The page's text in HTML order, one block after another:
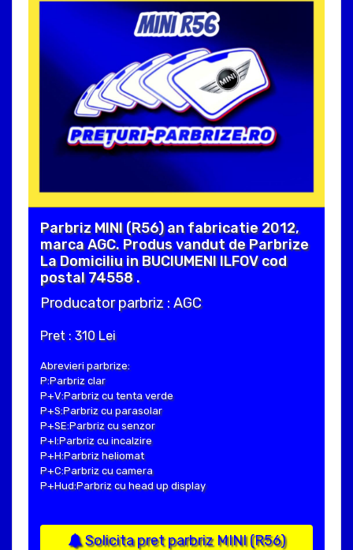
Parbriz MINI (R56) an fabricatie 2012,
marca AGC. Produs vandut de Parbrize
La Domiciliu in BUCIUMENI ILFOV cod
postal 74558 .
Producator parbriz : AGC
Pret : 310 Lei
Abrevieri parbrize:
P:Parbriz clar
P+V:Parbriz cu tenta verde
P+S:Parbriz cu parasolar
P+SE:Parbriz cu senzor
P+I:Parbriz cu incalzire
P+H:Parbriz heliomat
P+C:Parbriz cu camera
P+Hud:Parbriz cu head up display
Solicita pret parbriz MINI (R56)